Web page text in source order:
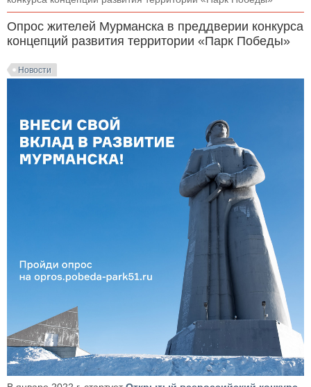
Опрос жителей Мурманска в преддверии конкурса
концепций развития территории «Парк Победы»
Новости